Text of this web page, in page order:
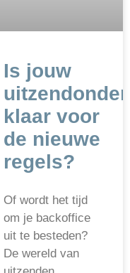
Is jouw
klaar voor
de nieuwe
regels?
Of wordt het tijd
om je backoffice
uit te besteden?
De wereld van